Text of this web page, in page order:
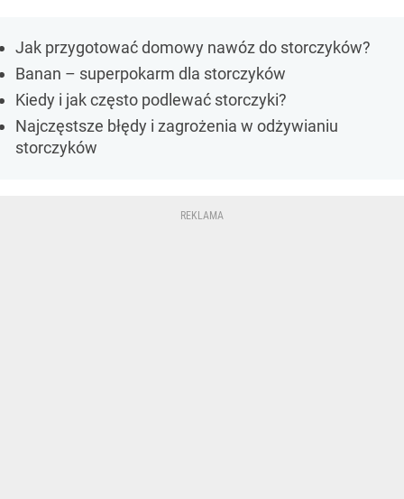
Jak przygotować domowy nawóz do storczyków?
Banan – superpokarm dla storczyków
Kiedy i jak często podlewać storczyki?
Najczęstsze błędy i zagrożenia w odżywianiu
storczyków